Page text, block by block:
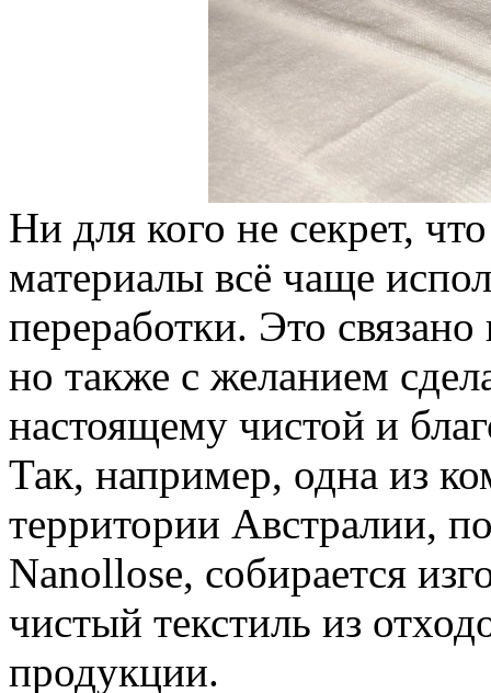
Ни для кого не секрет,
материалы всё чаще
переработки. Это
но также с желанием
настоящему чистой и
Так, например, одна из
территории Австралии,
Nanollose, собирается
чистый текстиль из
продукции.